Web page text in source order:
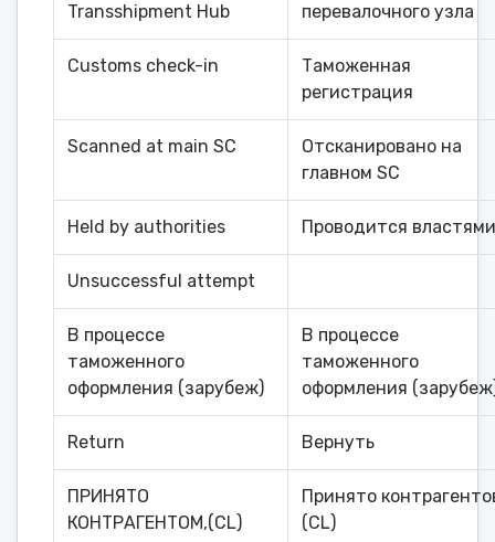
Transshipment Hub
перевалочного узла
Customs check-in
Таможенная
регистрация
Scanned at main SC
Отсканировано на
главном SC
Held by authorities Проводится властями
Unsuccessful attempt
В процессе
таможенного
оформления (зарубеж)
В процессе
таможенного
оформления
Return Вернуть
ПРИНЯТО
КОНТРАГЕНТОМ,(CL)
Принято
(CL)